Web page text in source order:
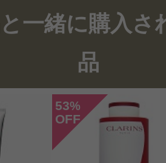
メのレビューを書いて
一緒に購入さ
品
53%
OFF